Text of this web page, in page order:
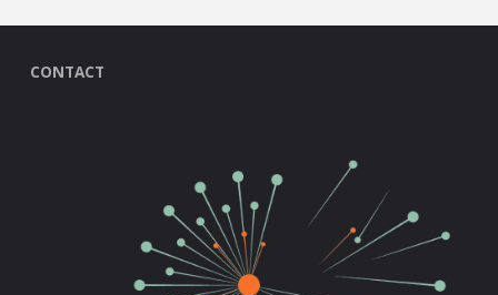
CONTACT